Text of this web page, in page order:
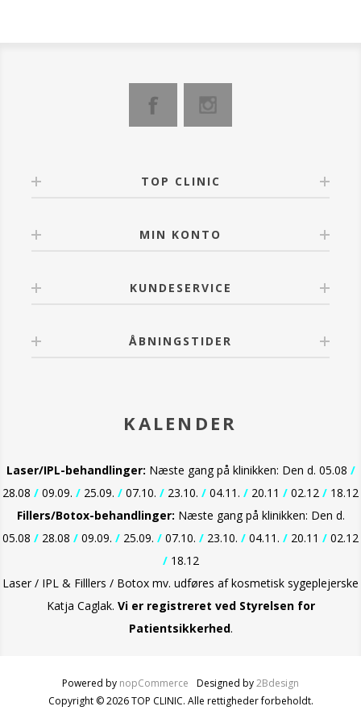
For bedste resultat anvendes Hyaluronsyre ampuller
TOP CLINIC
MIN KONTO
KUNDESERVICE
ÅBNINGSTIDER
KALENDER
Laser/IPL-behandlinger: Næste gang på klinikken: Den d. 05.08 /
28.08 / 09.09. / 25.09. / 07.10. / 23.10. / 04.11. / 20.11 / 02.12 / 18.12
Fillers/Botox-behandlinger: Næste gang på klinikken: Den d.
05.08 / 28.08 / 09.09. / 25.09. / 07.10. / 23.10. / 04.11. / 20.11 / 02.12
/18.12
Laser / IPL & Filllers / Botox mv. udføres af kosmetisk sygeplejerske
Katja Caglak. Vi er registreret ved Styrelsen for
Patientsikkerhed.
Powered by nopCommerce Designed by2Bdesign
Copyright © 2026 TOP CLINIC. Alle rettigheder forbeholdt.